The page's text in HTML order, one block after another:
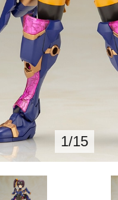
1/15